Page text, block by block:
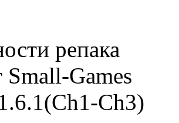
репака
Small-Games
Ch3)